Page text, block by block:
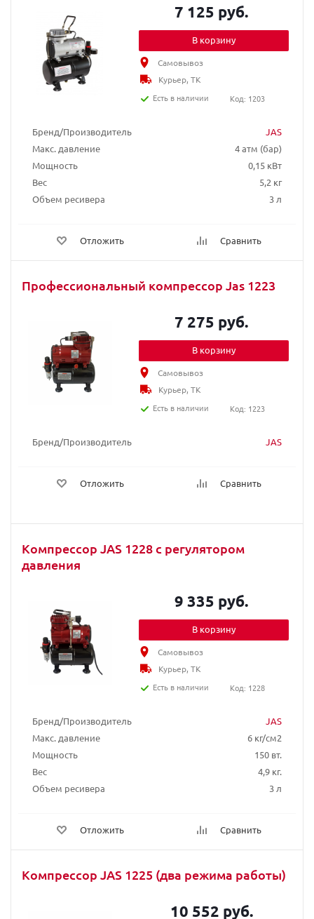
Бренд/Производитель
JAS
Макс. давление
4 атм (бар)
Мощность
0,15 кВт
Вес
5,2 кг
Объем ресивера
3 л
Отложить Сравнить
7 125 руб.
В корзину
Самовывоз
Курьер, ТК
Есть в наличии
Код: 1203
Профессиональный компрессор Jas 1223
Бренд/Производитель JAS
Отложить Сравнить
7 275 руб.
В корзину
Самовывоз
Курьер, ТК
Есть в наличии
Код: 1223
Компрессор JAS 1228 с регулятором
давления
Бренд/Производитель
JAS
Макс. давление
6 кг/см2
Мощность
150 вт.
Вес
4,9 кг.
Объем ресивера
3 л
Отложить Сравнить
9 335 руб.
В корзину
Самовывоз
Курьер, ТК
Есть в наличии
Код: 1228
Компрессор JAS 1225 (два режима работы)
10 552 руб.